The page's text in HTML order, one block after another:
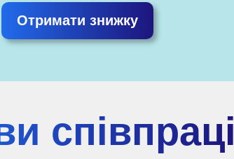
Отримати знижку